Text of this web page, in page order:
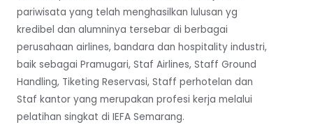
pariwisata yang telah menghasilkan lulusan yg
kredibel dan alumninya tersebar di berbagai
perusahaan airlines, bandara dan hospitality industri,
baik sebagai Pramugari, Staf Airlines, Staff Ground
Handling, Tiketing Reservasi, Staff perhotelan dan
Staf kantor yang merupakan profesi kerja melalui
pelatihan singkat di IEFA Semarang.